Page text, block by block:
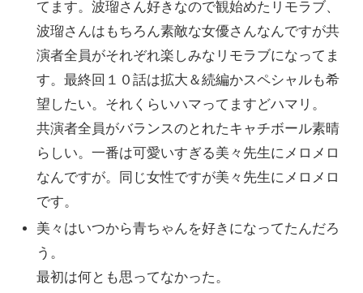
てます。波瑠さん好きなので観始めたリモラブ、
波瑠さんはもちろん素敵な女優さんなんですが共
演者全員がそれぞれ楽しみなリモラブになってま
す。最終回１０話は拡大＆続編かスペシャルも希
望したい。それくらいハマってますどハマリ。
共演者全員がバランスのとれたキャチボール素晴
らしい。一番は可愛いすぎる美々先生にメロメロ
なんですが。同じ女性ですが美々先生にメロメロ
です。
美々はいつから青ちゃんを好きになってたんだろ
う。
最初は何とも思ってなかった。